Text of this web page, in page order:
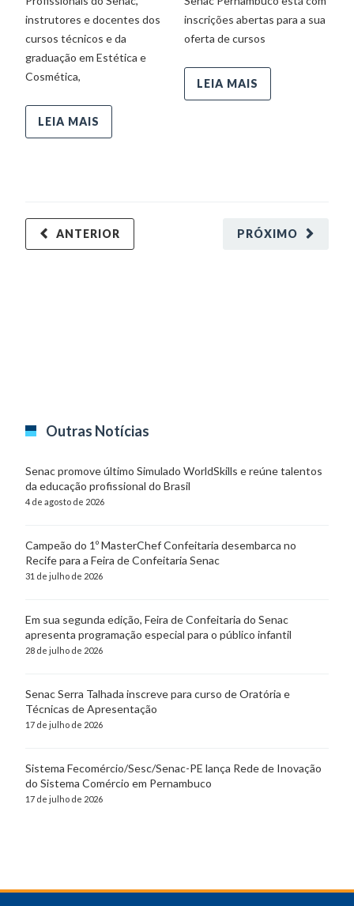
instrutores e docentes dos
cursos técnicos e da
graduação em Estética e
Cosmética,
LEIA MAIS
inscrições abertas para a sua
oferta de cursos
LEIA MAIS
PRÓXIMO
ANTERIOR
Outras Notícias
Senac promove último Simulado WorldSkills e reúne talentos
da educação profissional do Brasil
4 de agosto de 2026
Campeão do 1º MasterChef Confeitaria desembarca no
Recife para a Feira de Confeitaria Senac
31 de julho de 2026
Em sua segunda edição, Feira de Confeitaria do Senac
apresenta programação especial para o público infantil
28 de julho de 2026
Senac Serra Talhada inscreve para curso de Oratória e
Técnicas de Apresentação
17 de julho de 2026
Sistema Fecomércio/Sesc/Senac-PE lança Rede de Inovação
do Sistema Comércio em Pernambuco
17 de julho de 2026